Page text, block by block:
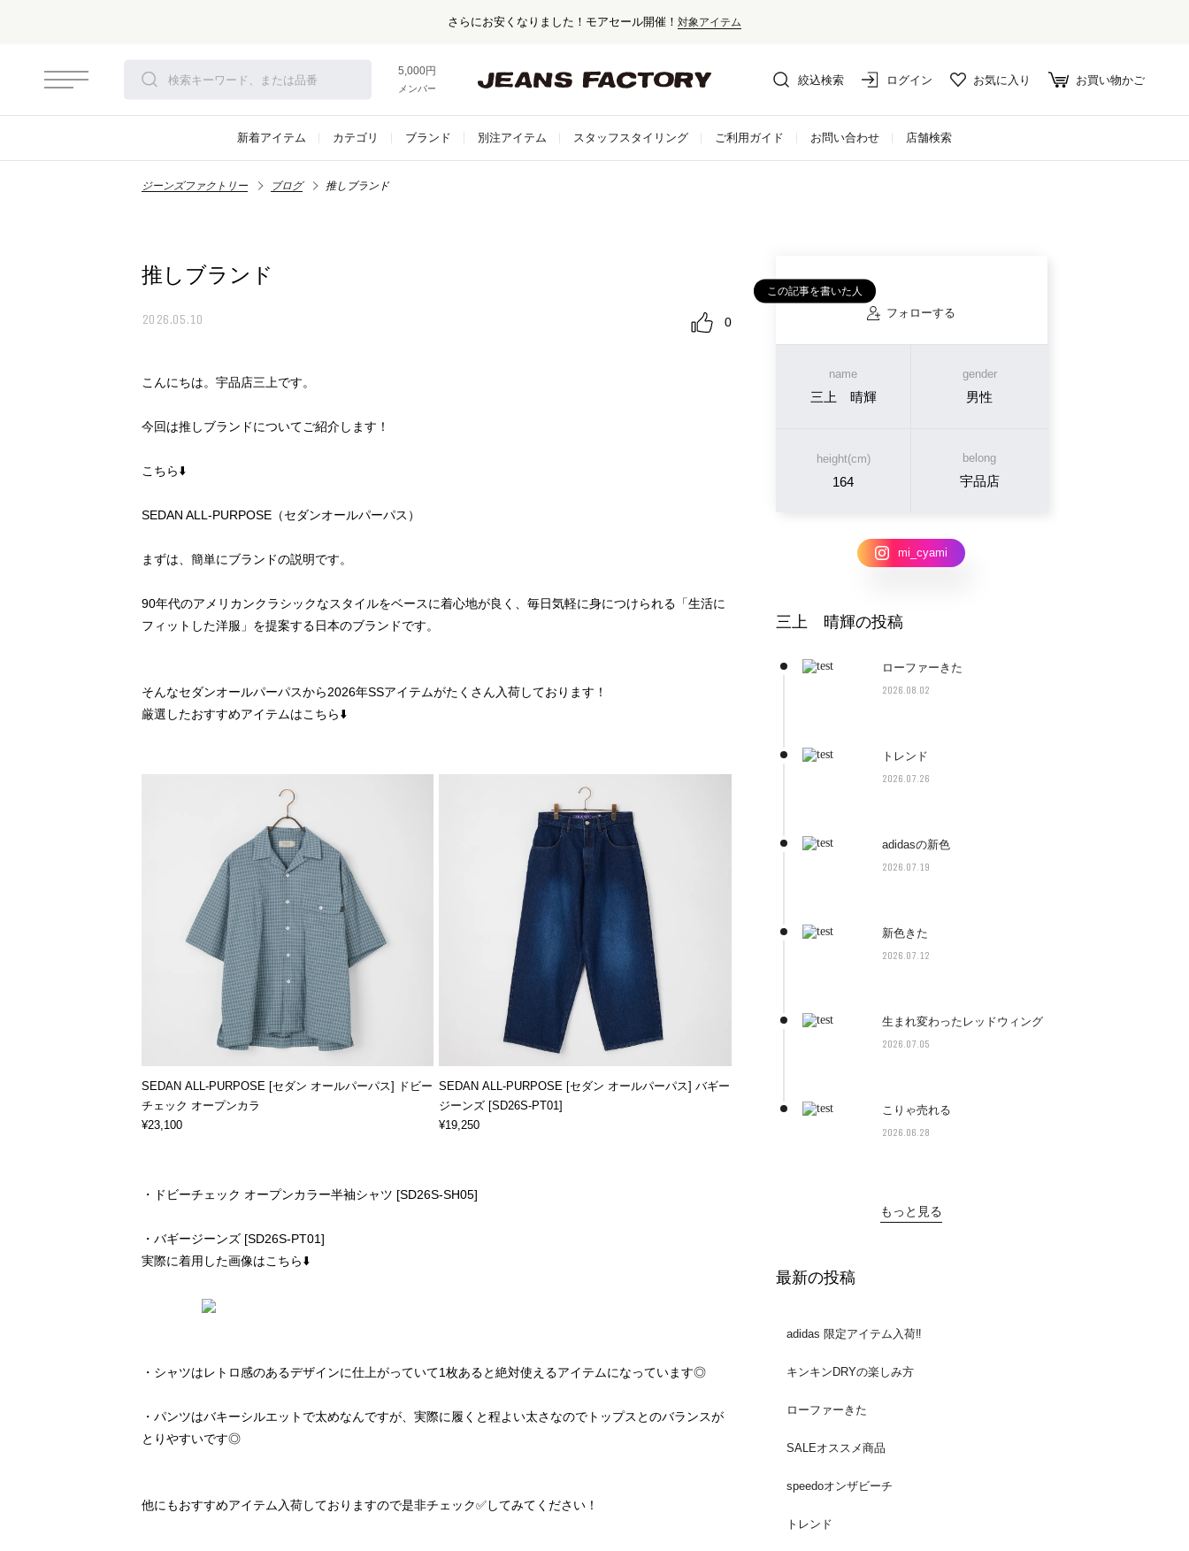
セール対象外アイテムは10%ポイント還元！
5,000円以上お買い上げで送料無料！
メンバー登録でお得な情報をゲット。さらに詳しく
絞込検索 ログイン お気に入り お買い物かご
新着アイテム カテゴリ ブランド 別注アイテム スタッフスタイリング ご利用ガイド お問い合わせ 店舗検索
ジーンズファクトリー ブログ 推しブランド
推しブランド
2026.05.10 0
こんにちは。宇品店三上です。
今回は推しブランドについてご紹介します！
こちら⬇️
SEDAN ALL-PURPOSE（セダンオールパーパス）
まずは、簡単にブランドの説明です。
90年代のアメリカンクラシックなスタイルをベースに着心地が良く、毎日気軽に身につけられる「生活に
フィットした洋服」を提案する日本のブランドです。
そんなセダンオールパーパスから2026年SSアイテムがたくさん入荷しております！
厳選したおすすめアイテムはこちら⬇️
SEDAN ALL-PURPOSE [セダン オールパーパス] ドビー
チェック オープンカラ
¥23,100
SEDAN ALL-PURPOSE [セダン オールパーパス] バギー
ジーンズ [SD26S-PT01]
¥19,250
・ドビーチェック オープンカラー半袖シャツ [SD26S-SH05]
・バギージーンズ [SD26S-PT01]
実際に着用した画像はこちら⬇️
・シャツはレトロ感のあるデザインに仕上がっていて1枚あると絶対使えるアイテムになっています◎
・パンツはバキーシルエットで太めなんですが、実際に履くと程よい太さなのでトップスとのバランスが
とりやすいです◎
他にもおすすめアイテム入荷しておりますので是非チェック✅してみてください！
この記事を書いた人
フォローする
name
三上 晴輝
gender
男性
height(cm)
164
belong
宇品店
mi_cyami
三上 晴輝の投稿
ローファーきた
2026.08.02
トレンド
2026.07.26
adidasの新色
2026.07.19
新色きた
2026.07.12
生まれ変わったレッドウィング
2026.07.05
こりゃ売れる
2026.06.28
もっと見る
最新の投稿
adidas 限定アイテム入荷‼️
キンキンDRYの楽しみ方
ローファーきた
SALEオススメ商品
speedoオンザビーチ
トレンド